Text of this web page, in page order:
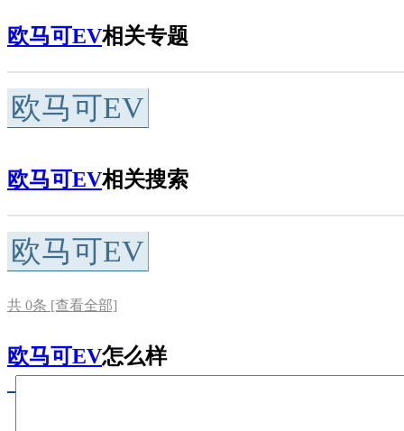
欧马可EV相关专题
欧马可EV
欧马可EV相关搜索
欧马可EV
共 0条 [查看全部]
欧马可EV怎么样